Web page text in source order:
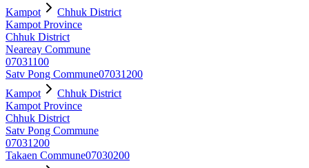
Kampot
Chhuk District
Kampot Province
Chhuk District
Neareay Commune
07031100
Satv Pong Commune07031200
Kampot
Chhuk District
Kampot Province
Chhuk District
Satv Pong Commune
07031200
Takaen Commune07030200